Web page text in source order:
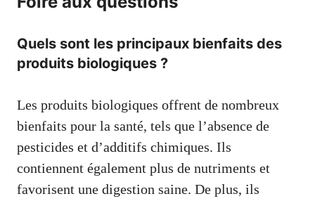
Quels sont les principaux bienfaits des
produits biologiques ?
Les produits biologiques offrent de nombreux
bienfaits pour la santé, tels que l’absence de
pesticides et d’additifs chimiques. Ils
contiennent également plus de nutriments et
favorisent une digestion saine. De plus, ils